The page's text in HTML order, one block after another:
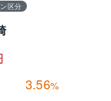
区分
3.56%